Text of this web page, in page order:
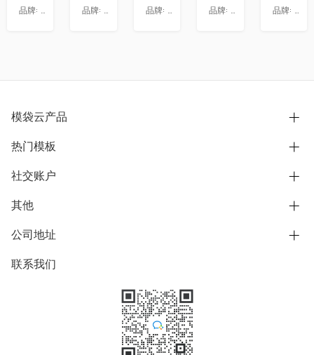
品牌:
澳华装饰 品牌:
松下 品牌:
依百纳定制家具 全新VR上线 让您提前
品牌:
昕诺飞 品牌:
澳华
模袋云产品
别墅设计营销
模型协同展示分享
别墅社区
别墅模板
热门模板
欧式别墅
中式别墅
日式别墅
社交账户
B站
抖音
微信公众号
其他
用户服务协议
隐私政策
公司地址
上海市浦东新区东方路1215-1217号
联系我们